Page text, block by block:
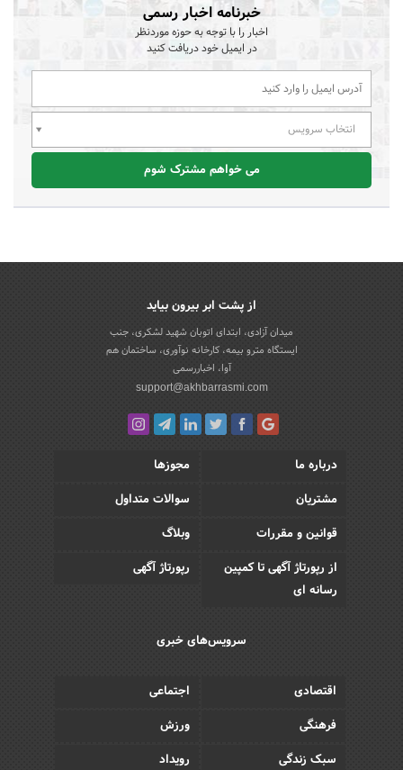
خبرنامه اخبار رسمی
اخبار را با توجه به حوزه موردنظر
در ایمیل خود دریافت کنید
انتخاب سرویس
می خواهم مشترک شوم
از پشت ابر بیرون بیاید
میدان آزادی، ابتدای اتوبان شهید لشکری، جنب
ایستگاه مترو بیمه، کارخانه نوآوری، ساختمان هم
آوا، اخباررسمی
support@akhbarrasmi.com
درباره ما
مجوزها
مشتریان
سوالات متداول
قوانین و مقررات
وبلاگ
از رپورتاژ آگهی تا کمپین
رسانه ای
رپورتاژ آگهی
سرویس‌های خبری
اقتصادی
اجتماعی
فرهنگی
ورزش
سبک زندگی
رویداد